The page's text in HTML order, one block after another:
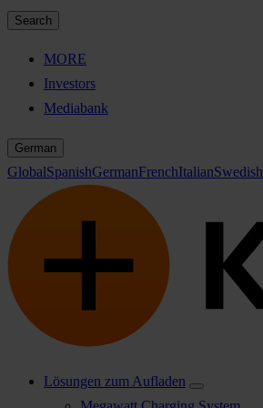
Search
MORE
Investors
Mediabank
German
GlobalSpanishGermanFrenchItalianSwedish
Lösungen zum Aufladen